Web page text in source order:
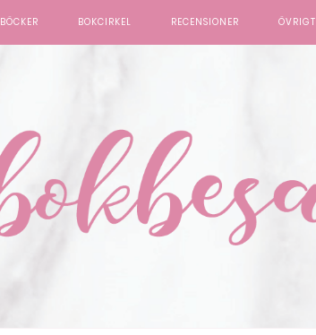
BÖCKER BOKCIRKEL RECENSIONER ÖVRIGT